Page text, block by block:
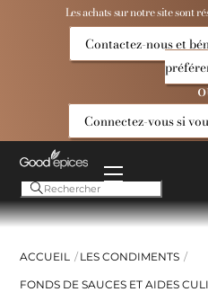
Les achats sur notre site sont
Contactez-nous et
Connectez-vous si
Menu
ACCUEIL LES CONDIMENTS
FONDS DE SAUCES ET AIDES